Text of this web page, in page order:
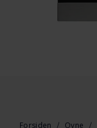
Forsiden Ovne